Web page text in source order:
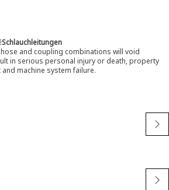
and coupling combinations will void
in serious personal injury or death, property
machine system failure.